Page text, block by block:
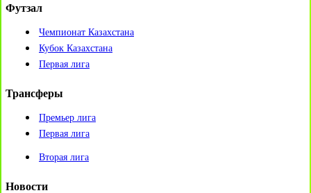
Футзал
Чемпионат Казахстана
Кубок Казахстана
Первая лига
Трансферы
Премьер лига
Первая лига
Вторая лига
Новости